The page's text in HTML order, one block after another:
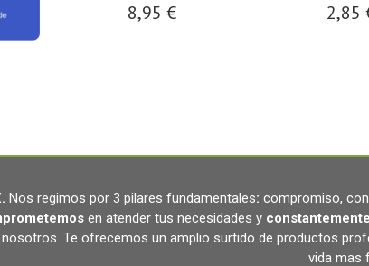
8,95 € 2,85
.Nos regimos por 3 pilares fundamentales:compromiso,
en atender tus necesidades y constantemente
Te ofrecemos un amplio surtido de productos
vida mas